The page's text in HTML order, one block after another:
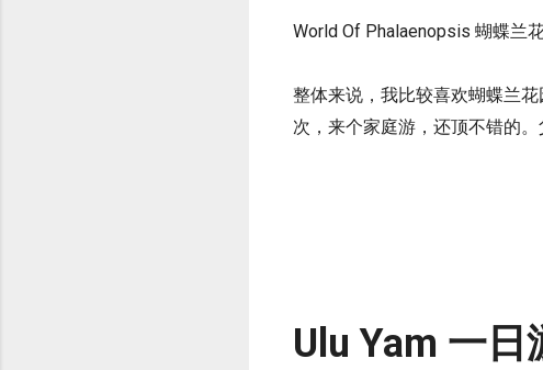
World Of Phalaenopsis 蝴蝶兰
整体来说，我比较喜欢蝴蝶兰
次，来个家庭游，还顶不错的
Ulu Yam 一日